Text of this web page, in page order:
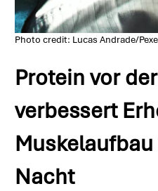
Photo credit: Lucas Andrade/
Protein vor
verbessert
Nacht